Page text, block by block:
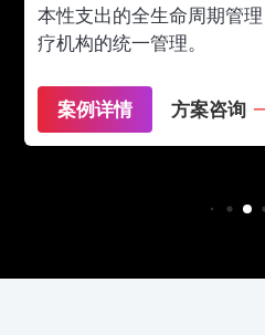
本性支出的全生命周期管
疗机构的统一管理。
案例详情 方案咨询